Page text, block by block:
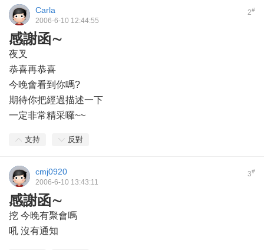
2#
Carla
2006-6-10 12:44:55
感謝函∼
夜叉
恭喜再恭喜
今晚會看到你嗎?
期待你把經過描述一下
一定非常精采囉~~
支持 反對
3#
cmj0920
2006-6-10 13:43:11
感謝函∼
挖 今晚有聚會嗎
吼 沒有通知